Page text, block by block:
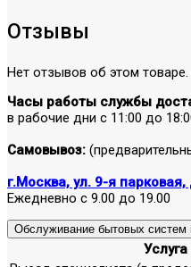
Отзывы
Нет отзывов об этом товаре.
Часы работы службы
в рабочие дни с 11:00 до
Самовывоз:
г.Москва, ул. 9-я парковая,
Ежедневно с 9.00 до 19.00
Обслуживание бытовых систем
Услуга